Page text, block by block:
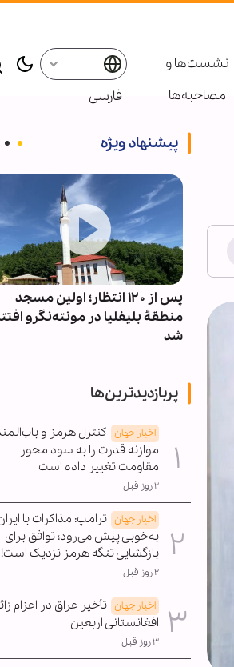
نشست‌ها و
مصاحبه‌ها
فارسی
پیشنهاد ویژه
پس از ۱۲۰ انتظار؛ اولین مسجد
منطقۀ بلیفلیا در مونته‌نگرو
شد
پربازدیدترین‌ها
اخبار جهان کنترل هرمز و
موازنه قدرت را به سود محور
مقاومت تغییر داده است
۲ روز قبل
اخبار جهان ترامپ: مذاکرات با
به‌خوبی پیش می‌رود؛ توافق برای
بازگشایی تنگه هرمز نزدیک است!
۲ روز قبل
اخبار جهان تأخیر عراق در اعزام
افغانستانی اربعین
۳ روز قبل